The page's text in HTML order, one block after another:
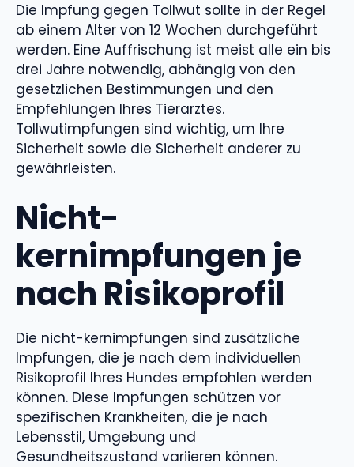
Die Impfung gegen Tollwut sollte in der Regel
ab einem Alter von 12 Wochen durchgeführt
werden. Eine Auffrischung ist meist alle ein bis
drei Jahre notwendig, abhängig von den
gesetzlichen Bestimmungen und den
Empfehlungen Ihres Tierarztes.
Tollwutimpfungen sind wichtig, um Ihre
Sicherheit sowie die Sicherheit anderer zu
gewährleisten.
Nicht-
kernimpfungen je
nach Risikoprofil
Die nicht-kernimpfungen sind zusätzliche
Impfungen, die je nach dem individuellen
Risikoprofil Ihres Hundes empfohlen werden
können. Diese Impfungen schützen vor
spezifischen Krankheiten, die je nach
Lebensstil, Umgebung und
Gesundheitszustand variieren können.